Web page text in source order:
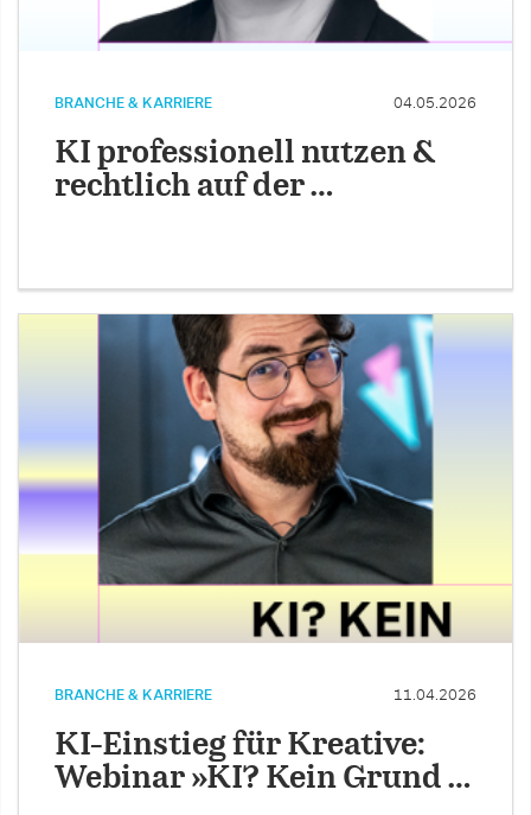
BRANCHE & KARRIERE 04.05.2026
KI professionell nutzen &
rechtlich auf der …
BRANCHE & KARRIERE 11.04.2026
KI-Einstieg für Kreative:
Webinar »KI? Kein Grund …